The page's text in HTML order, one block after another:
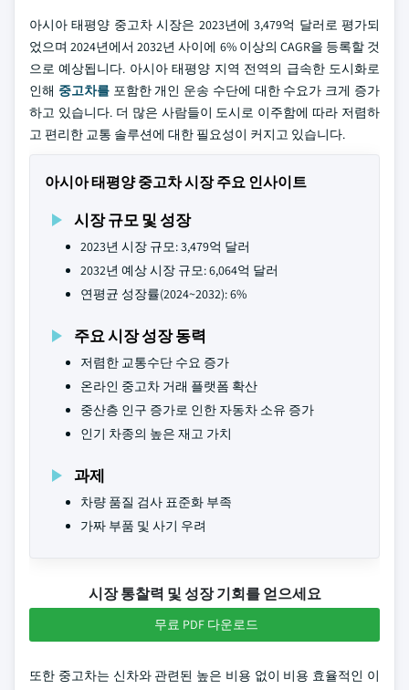
아시아 태평양 중고차 시장은 2023년에 3,479억 달러로 평가되
었으며 2024년에서 2032년 사이에 6% 이상의 CAGR을 등록할 것
으로 예상됩니다. 아시아 태평양 지역 전역의 급속한 도시화로
인해 중고차를포함한 개인 운송 수단에 대한 수요가 크게 증가
하고 있습니다. 더 많은 사람들이 도시로 이주함에 따라 저렴하
고 편리한 교통 솔루션에 대한 필요성이 커지고 있습니다.
아시아 태평양 중고차 시장 주요 인사이트
시장 규모 및 성장
2023년 시장 규모: 3,479억 달러
2032년 예상 시장 규모: 6,064억 달러
연평균 성장률(2024~2032): 6%
주요 시장 성장 동력
저렴한 교통수단 수요 증가
온라인 중고차 거래 플랫폼 확산
중산층 인구 증가로 인한 자동차 소유 증가
인기 차종의 높은 재고 가치
과제
차량 품질 검사 표준화 부족
가짜 부품 및 사기 우려
시장 통찰력 및 성장 기회를 얻으세요
무료 PDF 다운로드
또한 중고차는 신차와 관련된 높은 비용 없이 비용 효율적인 이